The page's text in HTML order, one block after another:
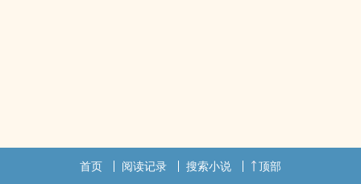
首页 阅读记录 搜索小说 顶部